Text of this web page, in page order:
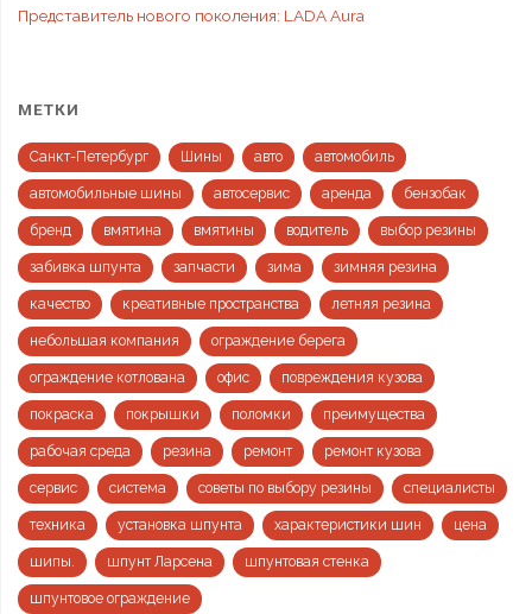
Представитель нового поколения: LADA Aura
МЕТКИ
Санкт-Петербург Шины авто автомобиль
автомобильные шины автосервис аренда бензобак
бренд вмятина вмятины водитель выбор резины
забивка шпунта запчасти зима зимняя резина
качество креативные пространства летняя резина
небольшая компания ограждение берега
ограждение котлована офис повреждения кузова
покраска покрышки поломки преимущества
рабочая среда резина ремонт ремонт кузова
сервис система советы по выбору резины специалисты
техника установка шпунта характеристики шин цена
шипы. шпунт Ларсена шпунтовая стенка
шпунтовое ограждение